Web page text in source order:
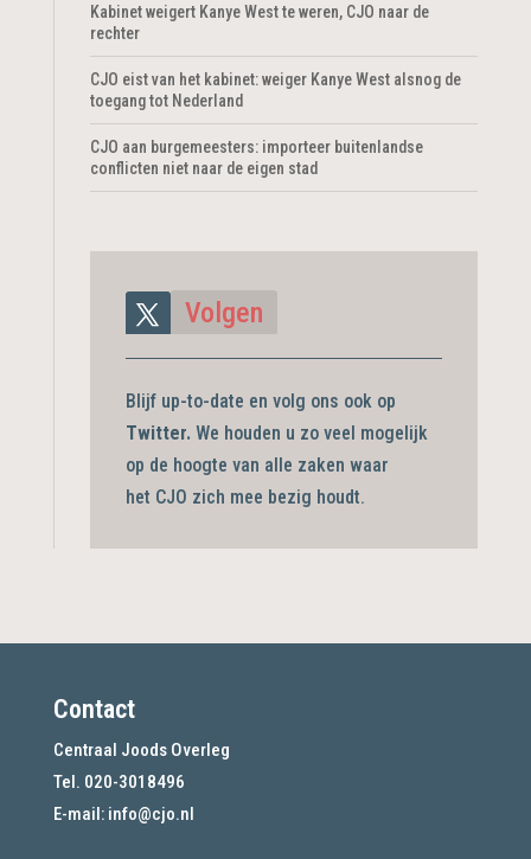
Kabinet weigert Kanye West te weren, CJO naar de
rechter
CJO eist van het kabinet: weiger Kanye West alsnog de
toegang tot Nederland
CJO aan burgemeesters: importeer buitenlandse
conflicten niet naar de eigen stad
Volgen
Blijf up-to-date en volg ons ook op
Twitter. We houden u zo veel mogelijk
op de hoogte van alle zaken waar
het CJO zich mee bezig houdt.
Contact
Centraal Joods Overleg
Tel. 020-3018496
E-mail: info@cjo.nl